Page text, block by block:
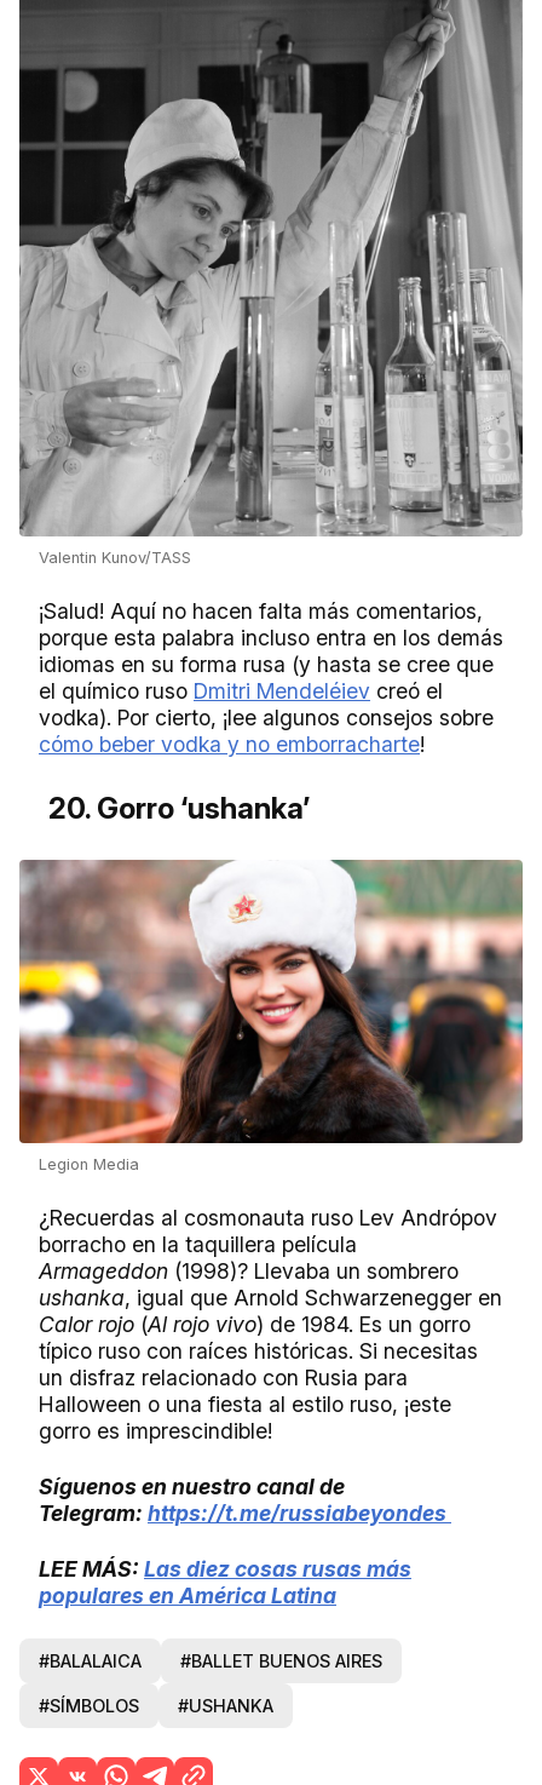
Valentin Kunov/TASS
¡Salud! Aquí no hacen falta más comentarios,
porque esta palabra incluso entra en los demás
idiomas en su forma rusa (y hasta se cree que
el químico ruso Dmitri Mendeléiev creó el
vodka). Por cierto, ¡lee algunos consejos sobre
cómo beber vodka y no emborracharte!
20. Gorro ‘ushanka’
Legion Media
¿Recuerdas al cosmonauta ruso Lev Andrópov
borracho en la taquillera película
Armageddon (1998)? Llevaba un sombrero
ushanka, igual que Arnold Schwarzenegger en
Calor rojo (Al rojo vivo) de 1984. Es un gorro
típico ruso con raíces históricas. Si necesitas
un disfraz relacionado con Rusia para
Halloween o una fiesta al estilo ruso, ¡este
gorro es imprescindible!
Síguenos en nuestro canal de
Telegram: https://t.me/russiabeyondes
LEE MÁS: Las diez cosas rusas más
populares en América Latina
#BALALAICA #BALLET BUENOS AIRES
#SÍMBOLOS #USHANKA